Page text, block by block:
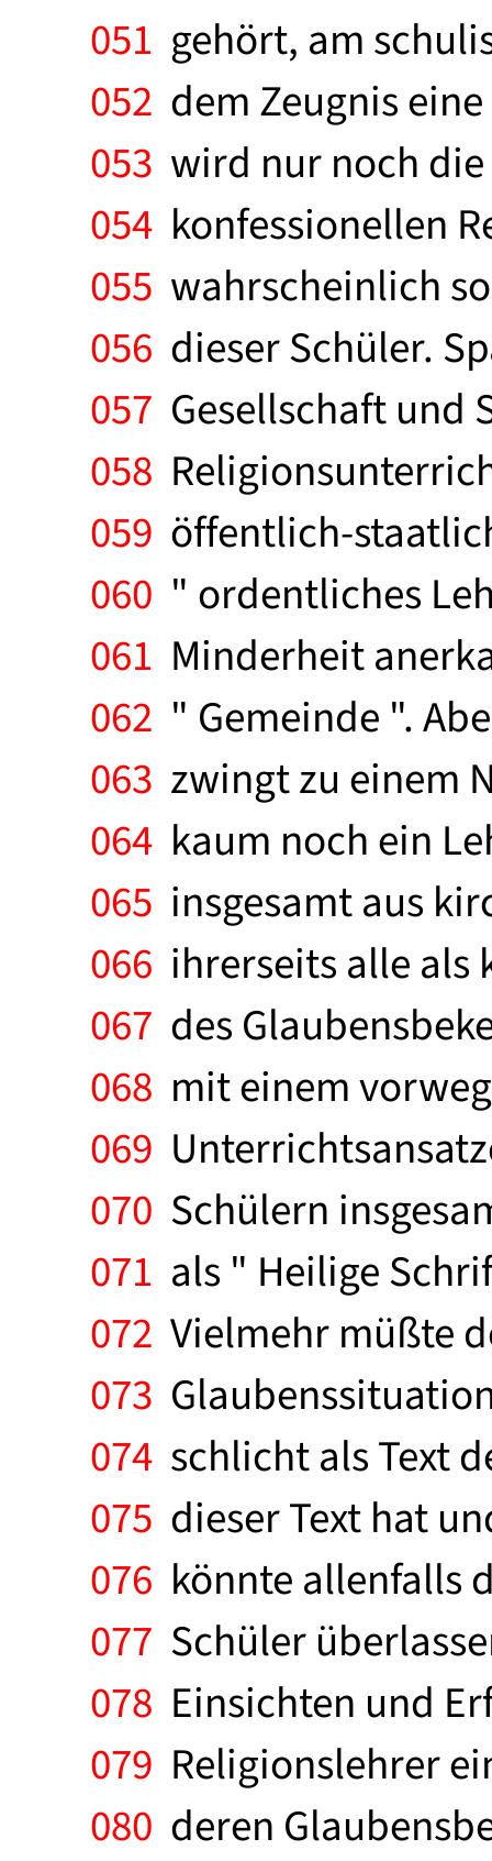
051 gehört, am
052 dem Zeugnis
053 wird nur noch
054 konfessionellen
055 wahrscheinlich
056 dieser Schüler.
057 Gesellschaft und
058
059 öffentlich-
060 " ordentliches
061 Minderheit
062 " Gemeinde ".
063 zwingt zu einem
064 kaum noch ein
065 insgesamt aus
066 ihrerseits alle als
067 des
068 mit einem
069
070 Schülern
071 als " Heilige
072 Vielmehr müßte
073
074 schlicht als Text
075 dieser Text hat
076 könnte allenfalls
077 Schüler
078 Einsichten und
079 Religionslehrer
080 deren